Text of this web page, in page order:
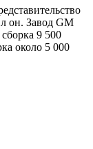
он. Завод GM
9 500
около 5 000